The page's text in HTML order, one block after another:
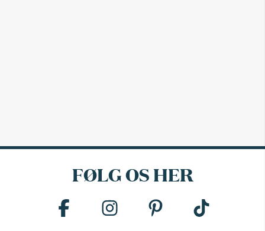
FØLG OS HER